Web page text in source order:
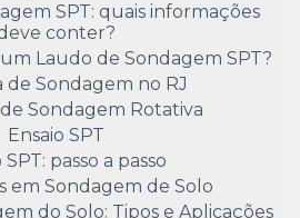
SPT: quais informações
conter?
Laudo de Sondagem SPT?
de Sondagem no RJ
Sondagem Rotativa
Ensaio SPT
SPT: passo a passo
em Sondagem de Solo
do Solo: Tipos e Aplicações